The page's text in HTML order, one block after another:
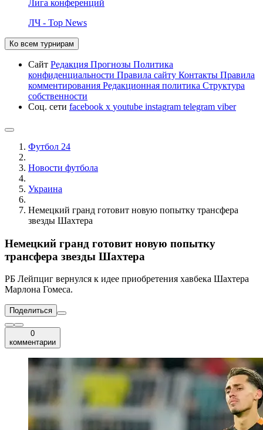
Лига конференций
ЛЧ - Top News
Ко всем турнирам
Сайт Редакция Прогнозы Политика
конфиденциальности Правила сайту Контакты Правила
комментирования Редакционная политика Структура
собственности
Соц. сети facebook x youtube instagram telegram viber
Футбол 24
Новости футбола
Украина
Немецкий гранд готовит новую попытку трансфера
звезды Шахтера
Немецкий гранд готовит новую попытку
трансфера звезды Шахтера
РБ Лейпциг вернулся к идее приобретения хавбека Шахтера
Марлона Гомеса.
Поделиться
0
комментарии